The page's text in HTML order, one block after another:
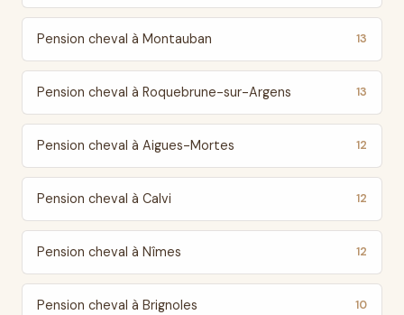
Pension cheval à Montauban 13
Pension cheval à Roquebrune-sur-Argens 13
Pension cheval à Aigues-Mortes 12
Pension cheval à Calvi 12
Pension cheval à Nîmes 12
Pension cheval à Brignoles 10